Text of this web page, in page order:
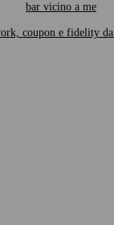
bar vicino a me
coupon e fidelity